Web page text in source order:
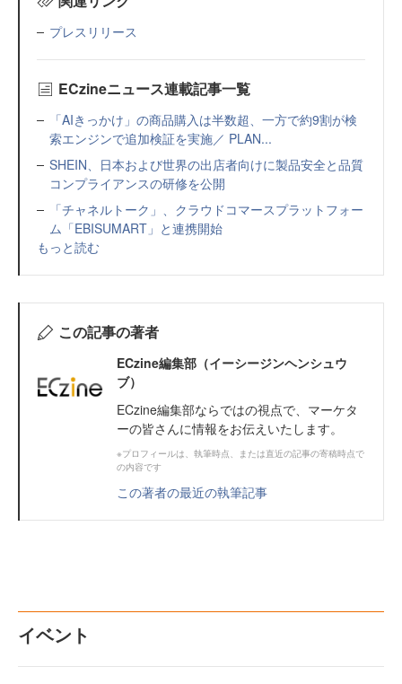
プレスリリース
ECzineニュース連載記事一覧
「AIきっかけ」の商品購入は半数超、一方で約9割が検
索エンジンで追加検証を実施／ PLAN...
SHEIN、日本および世界の出店者向けに製品安全と品質
コンプライアンスの研修を公開
「チャネルトーク」、クラウドコマースプラットフォー
ム「EBISUMART」と連携開始
もっと読む
この記事の著者
ECzine編集部（イーシージンヘンシュウ
ブ）
ECzine編集部ならではの視点で、マーケタ
ーの皆さんに情報をお伝えいたします。
※プロフィールは、執筆時点、または直近の記事の寄稿時点で
の内容です
この著者の最近の執筆記事
イベント